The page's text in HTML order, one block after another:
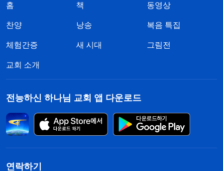
를 진정으로 해결하기 위해 고생하거나 대가를 치르
려 하지 않았습니다. 그러면서도 스스로는 할 만큼
렇게 하면 나중에 누군가 그 문제를 꺼내도 제대로
도 그들이 좋은 방법을 받아들이지 않아서 그렇게 됐
다며 책임을 회피할 수 있으니까요. 심지어 저는 하
나님께도 “하나님, 제가 할 수 있는 건 여기까지인가
봅니다.”라며 불성실한 태도를 보였습니다. 그제야
저는 제가 마주한 모든 어려움에서 하나님을 뜻을 찾
홈 책 동영상
찬양 낭송 복음 특집
체험간증 새 시대 그림전
교회 소개
전능하신 하나님 교회 앱 다운로드
연락하기